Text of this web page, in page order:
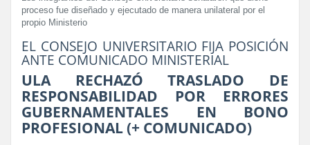
proceso fue diseñado y ejecutado de manera unilateral por el
propio Ministerio
EL CONSEJO UNIVERSITARIO FIJA POSICIÓN
ANTE COMUNICADO MINISTERIAL
ULA RECHAZÓ TRASLADO DE
RESPONSABILIDAD POR ERRORES
GUBERNAMENTALES EN BONO
PROFESIONAL (+ COMUNICADO)